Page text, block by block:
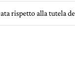
rispetto alla tutela